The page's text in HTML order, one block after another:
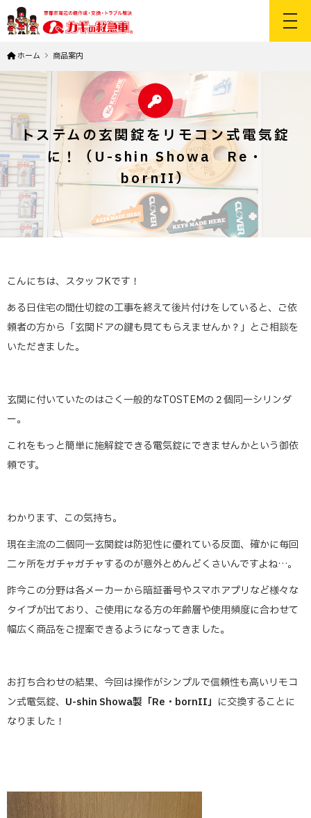
ホーム 商品案内
トステムの玄関錠をリモコン式電気錠
に！（U-shin Showa Re・
bornII）
こんにちは、スタッフKです！
ある日住宅の間仕切錠の工事を終えて後片付けをしていると、ご依
頼者の方から「玄関ドアの鍵も見てもらえませんか？」とご相談を
いただきました。
玄関に付いていたのはごく一般的なTOSTEMの２個同一シリンダ
ー。
これをもっと簡単に施解錠できる電気錠にできませんかという御依
頼です。
わかります、この気持ち。
現在主流の二個同一玄関錠は防犯性に優れている反面、確かに毎回
二ヶ所をガチャガチャするのが意外とめんどくさいんですよね…。
昨今この分野は各メーカーから暗証番号やスマホアプリなど様々な
タイプが出ており、ご使用になる方の年齢層や使用頻度に合わせて
幅広く商品をご提案できるようになってきました。
お打ち合わせの結果、今回は操作がシンプルで信頼性も高いリモコ
ン式電気錠、 U-shin Showa製「Re・bornII」 に交換することに
なりました！